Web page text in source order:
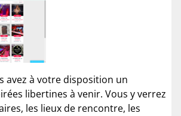
avez à votre disposition un
libertines à venir. Vous y verrez
les lieux de rencontre, les